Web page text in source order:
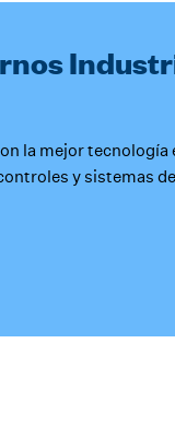
la mejor
y sistemas